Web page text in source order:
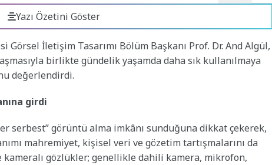
Yazı Özetini Göster
İletişim Tasarımı Bölüm Başkanı Prof. Dr. And Algül,
birlikte gündelik yaşamda daha sık kullanılmaya
değerlendirdi.
girdi
serbest” görüntü alma imkânı sunduğuna dikkat çekerek,
mahremiyet, kişisel veri ve gözetim tartışmalarını da
kameralı gözlükler; genellikle dahili kamera, mikrofon,